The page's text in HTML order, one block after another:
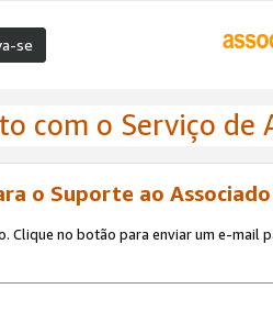
se
com o Serviço de
o Suporte ao
Clique no botão para enviar um e-mail